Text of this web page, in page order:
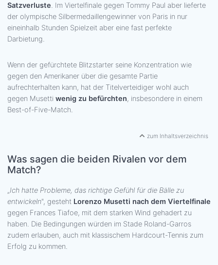
Satzverluste. Im Viertelfinale gegen Tommy Paul aber lieferte
der olympische Silbermedaillengewinner von Paris in nur
eineinhalb Stunden Spielzeit aber eine fast perfekte
Darbietung.
Wenn der gefürchtete Blitzstarter seine Konzentration wie
gegen den Amerikaner über die gesamte Partie
aufrechterhalten kann, hat der Titelverteidiger wohl auch
gegen Musetti wenig zu befürchten, insbesondere in einem
Best-of-Five-Match.
zum Inhaltsverzeichnis
Was sagen die beiden Rivalen vor dem
Match?
„Ich hatte Probleme, das richtige Gefühl für die Bälle zu
entwickeln", gesteht Lorenzo Musetti nach dem Viertelfinale
gegen Frances Tiafoe, mit dem starken Wind gehadert zu
haben. Die Bedingungen würden im Stade Roland-Garros
zudem erlauben, auch mit klassischem Hardcourt-Tennis zum
Erfolg zu kommen.